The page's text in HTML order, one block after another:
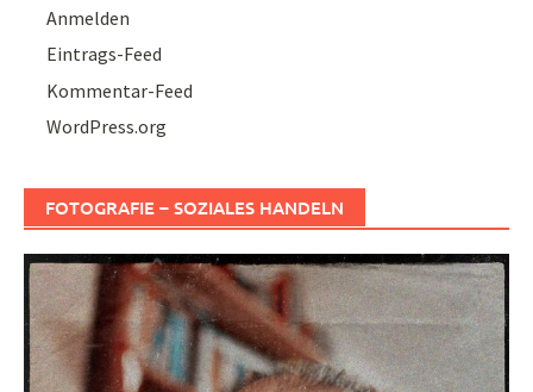
Anmelden
Eintrags-Feed
Kommentar-Feed
WordPress.org
FOTOGRAFIE – SOZIALES HANDELN